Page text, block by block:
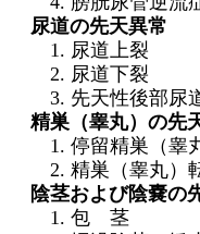
尿道の先天異常
1. 尿道上裂
2. 尿道下裂
3. 先天性後部尿
精巣（睾丸）の先
1. 停留精巣（睾
2. 精巣（睾丸）
陰茎および陰嚢の
1. 包 茎